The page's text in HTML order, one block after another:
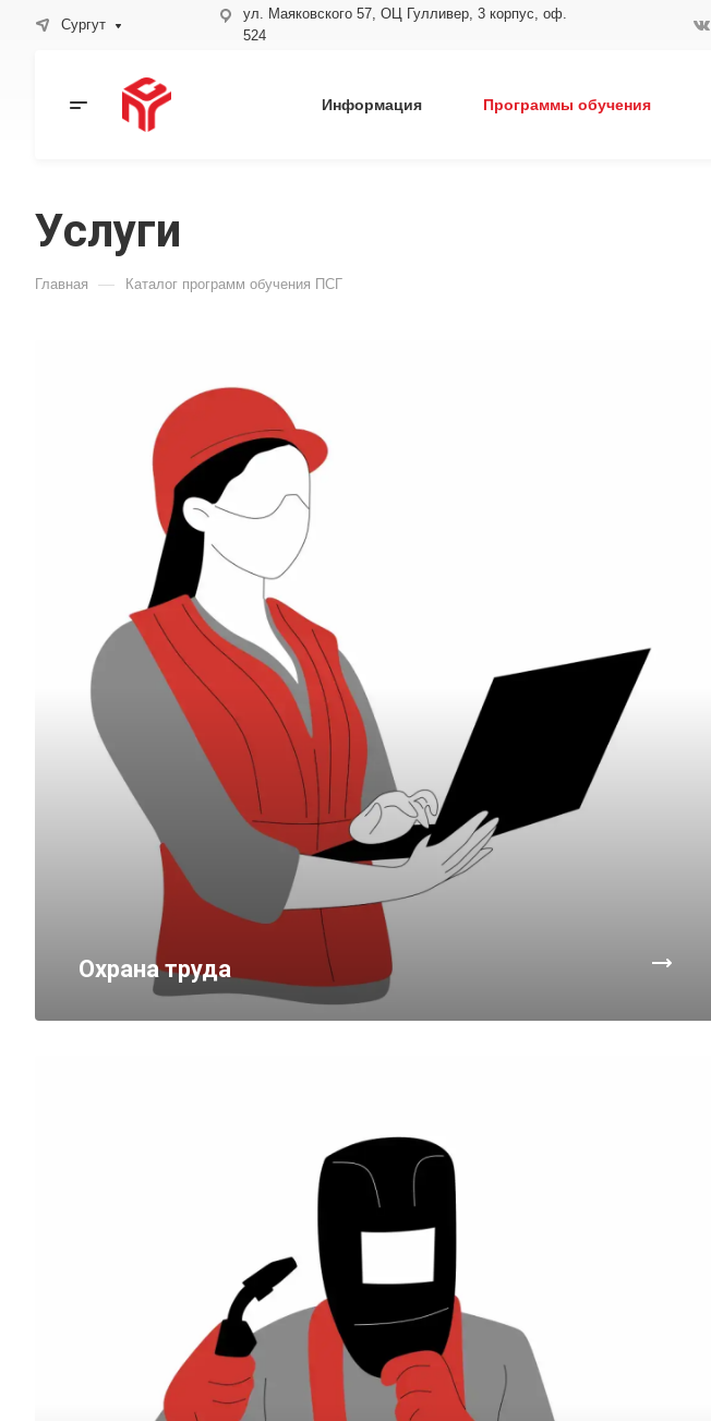
Сургут
ул. Маяковского 57, ОЦ Гулливер, 3 корпус, оф.
524
Информация Программы обучения
Услуги
Главная — Каталог программ обучения ПСГ
Охрана труда